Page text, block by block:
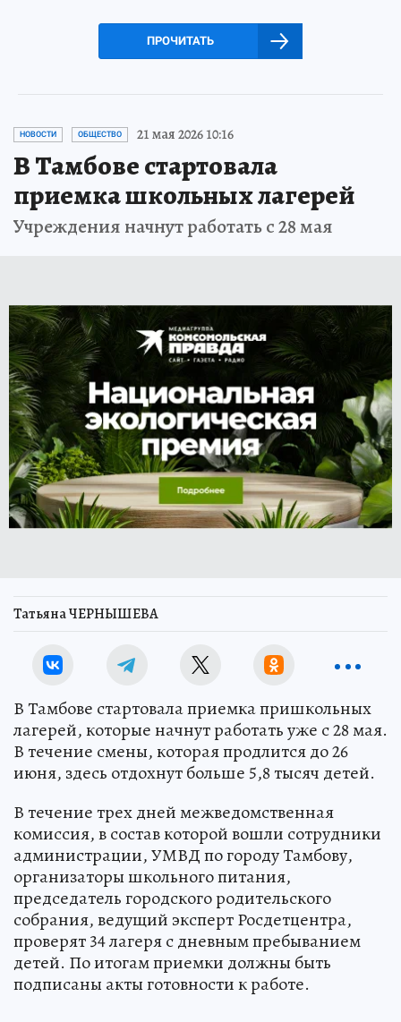
ПРОЧИТАТЬ
НОВОСТИ ОБЩЕСТВО 21 мая 2026 10:16
В Тамбове стартовала
приемка школьных лагерей
Учреждения начнут работать с 28 мая
Татьяна ЧЕРНЫШЕВА
В Тамбове стартовала приемка пришкольных
лагерей, которые начнут работать уже с 28 мая.
В течение смены, которая продлится до 26
июня, здесь отдохнут больше 5,8 тысяч детей.
В течение трех дней межведомственная
комиссия, в состав которой вошли сотрудники
администрации, УМВД по городу Тамбову,
организаторы школьного питания,
председатель городского родительского
собрания, ведущий эксперт Росдетцентра,
проверят 34 лагеря с дневным пребыванием
детей. По итогам приемки должны быть
подписаны акты готовности к работе.